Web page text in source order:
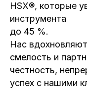
HSX®, которые
инструмента
до 45 %.
Нас
смелость и
честность,
успех с нашими